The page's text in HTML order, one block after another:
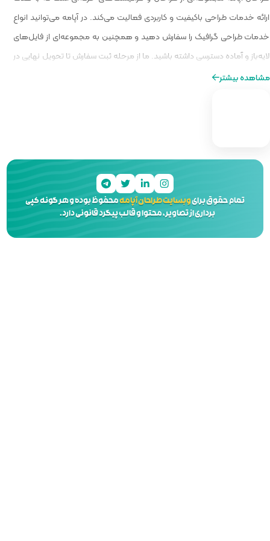
می‌کند. در آپامه می‌توانید انواع
همچنین به مجموعه‌ای از فایل‌های
مرحله ثبت سفارش تا تحویل نهایی در
از طراحی را برایتان فراهم کنیم.
محفوظ بوده و هر گونه کپی
و قالب پیگرد قانونی دارد.